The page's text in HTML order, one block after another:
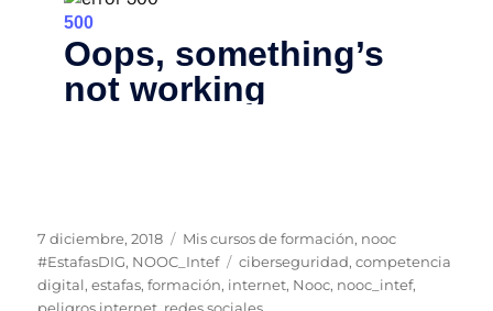
Publicado
el
7 diciembre, 2018 Categorías
Mis cursos de formación, nooc
#EstafasDIG, NOOC_Intef Etiquetas
ciberseguridad,competencia
digital,estafas,formación, internet, Nooc, nooc_intef,